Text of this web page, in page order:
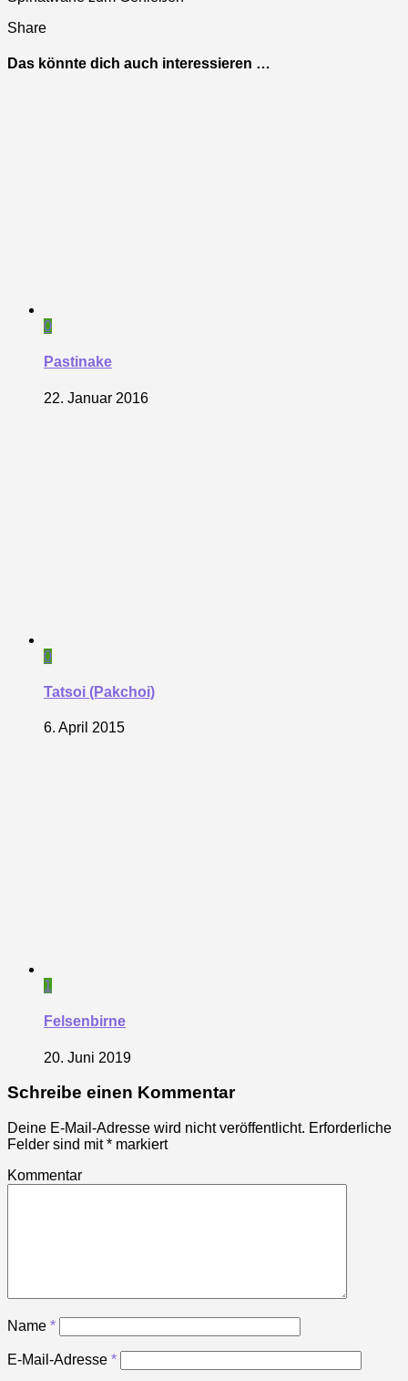
Share
Das könnte dich auch interessieren …
0
Pastinake
22. Januar 2016
0
Tatsoi (Pakchoi)
6. April 2015
1
Felsenbirne
20. Juni 2019
Schreibe einen Kommentar
Deine E-Mail-Adresse wird nicht veröffentlicht. Erforderliche
Felder sind mit* markiert
Kommentar
Name *
E-Mail-Adresse *